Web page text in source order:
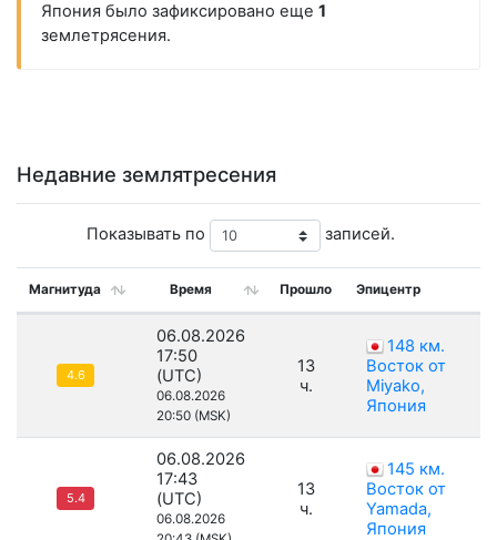
Япония было зафиксировано еще 1
землетрясения.
Недавние землятресения
Показывать по записей.
Магнитуда Время Прошло Эпицентр
4.6
06.08.2026
17:50
(UTC)
06.08.2026
20:50 (MSK)
13
ч.
148 км.
Восток от
Miyako,
Япония
5.4
06.08.2026
17:43
(UTC)
06.08.2026
13
ч.
145 км.
Восток от
Yamada,
Япония